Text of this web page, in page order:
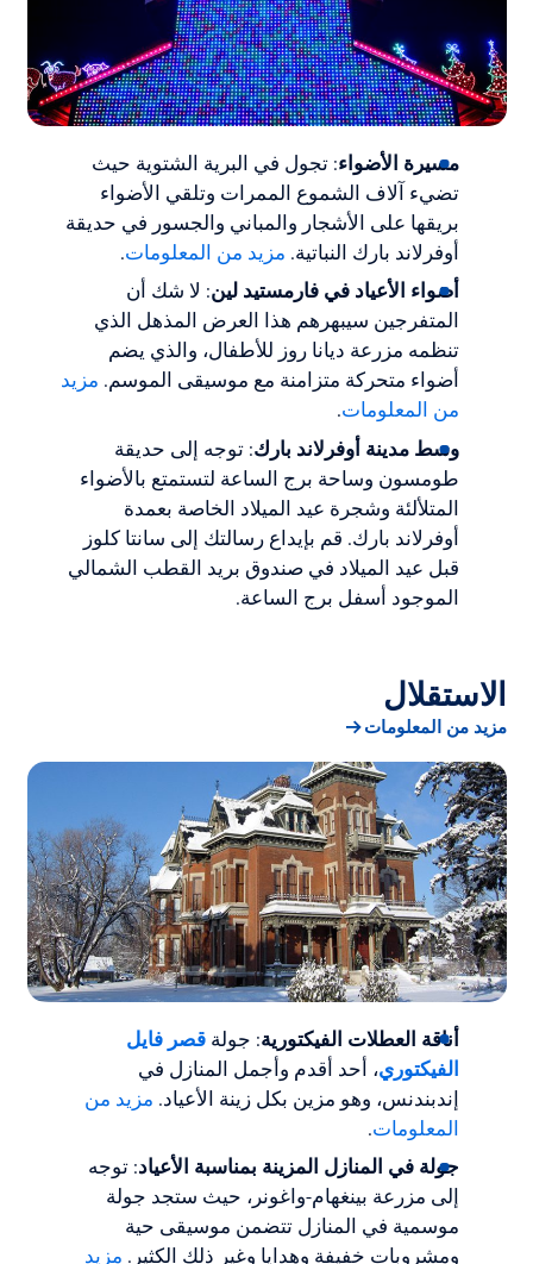
مسيرة الأضواء: تجول في البرية الشتوية حيث
تضيء آلاف الشموع الممرات وتلقي الأضواء
بريقها على الأشجار والمباني والجسور في حديقة
أوفرلاند بارك النباتية. مزيد من المعلومات.
أضواء الأعياد في فارمستيد لين: لا شك أن
المتفرجين سيبهرهم هذا العرض المذهل الذي
تنظمه مزرعة ديانا روز للأطفال، والذي يضم
أضواء متحركة متزامنة مع موسيقى الموسم. مزيد
من المعلومات.
وسط مدينة أوفرلاند بارك: توجه إلى حديقة
طومسون وساحة برج الساعة لتستمتع بالأضواء
المتلألئة وشجرة عيد الميلاد الخاصة بعمدة
أوفرلاند بارك. قم بإيداع رسالتك إلى سانتا كلوز
قبل عيد الميلاد في صندوق بريد القطب الشمالي
الموجود أسفل برج الساعة.
الاستقلال
مزيد من المعلومات
أناقة العطلات الفيكتورية: جولةقصر فايل
الفيكتوري، أحد أقدم وأجمل المنازل في
إندبندنس، وهو مزين بكل زينة الأعياد. مزيد من
المعلومات.
جولة في المنازل المزينة بمناسبة الأعياد: توجه
إلى مزرعة بينغهام-واغونر، حيث ستجد جولة
موسمية في المنازل تتضمن موسيقى حية
ومشروبات خفيفة وهدايا وغير ذلك الكثير. مزيد